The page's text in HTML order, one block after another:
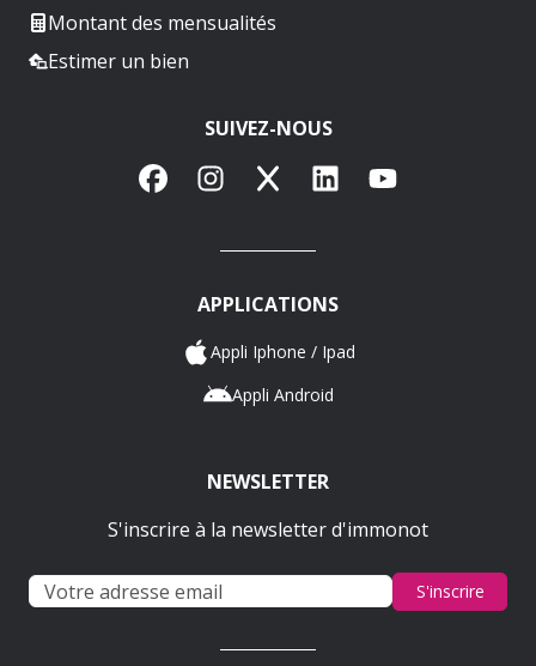
Montant des mensualités
Estimer un bien
SUIVEZ-NOUS
FacebookInstagram
X LinkedInYouTube
APPLICATIONS
Appli Iphone / Ipad
Appli Android
NEWSLETTER
S'inscrire à la newsletter d'immonot
S'inscrire